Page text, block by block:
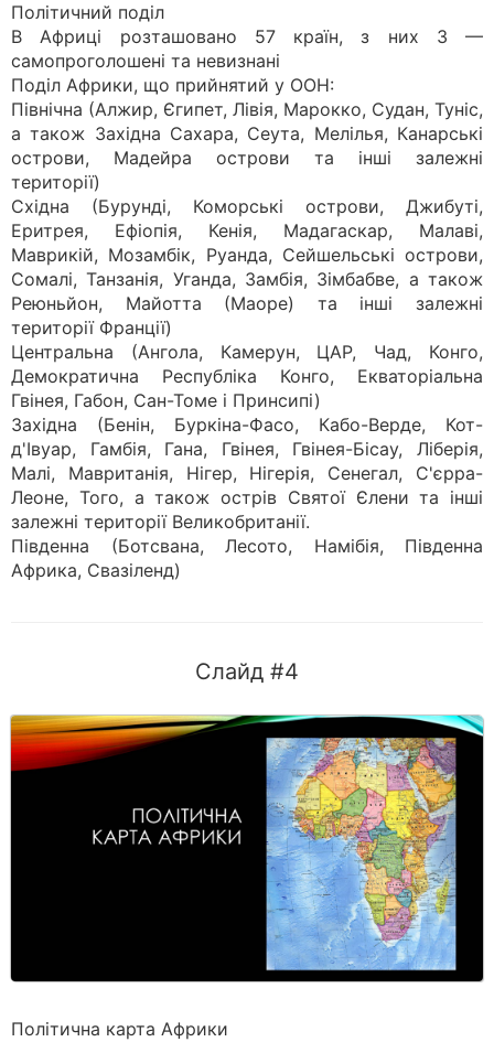
Політичний поділ
В Африці розташовано 57 країн, з них 3 —
самопроголошені та невизнані
Поділ Африки, що прийнятий у ООН:
Північна (Алжир, Єгипет, Лівія, Марокко, Судан, Туніс,
а також Західна Сахара, Сеута, Мелілья, Канарські
острови, Мадейра острови та інші залежні
території)
Східна (Бурунді, Коморські острови, Джибуті,
Еритрея, Ефіопія, Кенія, Мадагаскар, Малаві,
Маврикій, Мозамбік, Руанда, Сейшельські острови,
Сомалі, Танзанія, Уганда, Замбія, Зімбабве, а також
Реюньйон, Майотта (Маоре) та інші залежні
території Франції)
Центральна (Ангола, Камерун, ЦАР, Чад, Конго,
Демократична Республіка Конго, Екваторіальна
Гвінея, Габон, Сан-Томе і Принсипі)
Західна (Бенін, Буркіна-Фасо, Кабо-Верде, Кот-
д'Івуар, Гамбія, Гана, Гвінея, Гвінея-Бісау, Ліберія,
Малі, Мавританія, Нігер, Нігерія, Сенегал, С'єрра-
Леоне, Того, а також острів Святої Єлени та інші
залежні території Великобританії.
Південна (Ботсвана, Лесото, Намібія, Південна
Африка, Свазіленд)
Слайд #4
Політична карта Африки